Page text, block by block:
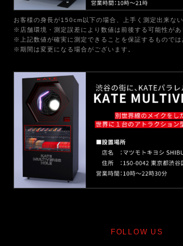
お客様の身長が150cm以下の場合、上手く測定出来な
※店舗環境・測定誤差により数値は前後する可能性があ
※上記数値が確実に測定できることを保証するものでは
※期間は変更になる場合がございます。
FOLLOW US